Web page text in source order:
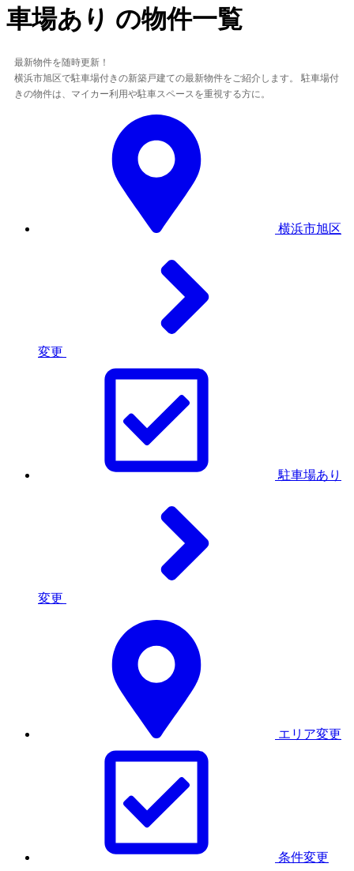
車場あり の物件一覧
最新物件を随時更新！
横浜市旭区で駐車場付きの新築戸建ての最新物件をご紹介します。 駐車場付
きの物件は、マイカー利用や駐車スペースを重視する方に。
横浜市旭区
変更
駐車場あり
変更
エリア変更
条件変更